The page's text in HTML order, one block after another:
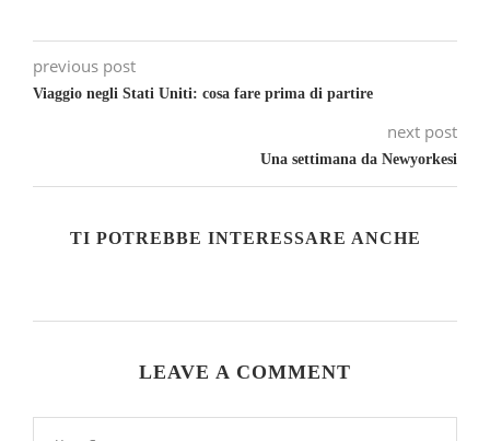
previous post
Viaggio negli Stati Uniti: cosa fare prima di partire
next post
Una settimana da Newyorkesi
TI POTREBBE INTERESSARE ANCHE
LEAVE A COMMENT